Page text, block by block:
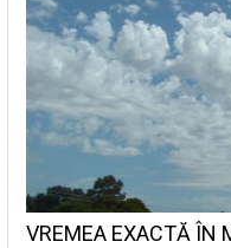
VREMEA EXACTĂ ÎN